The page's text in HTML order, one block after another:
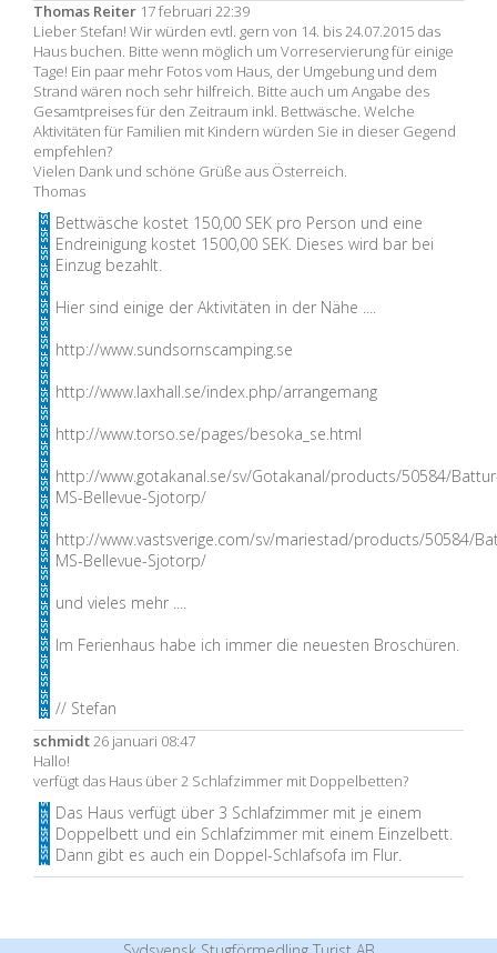
Thomas Reiter 17 februari 22:39
Lieber Stefan! Wir würden evtl. gern von 14. bis 24.07.2015 das
Haus buchen. Bitte wenn möglich um Vorreservierung für einige
Tage! Ein paar mehr Fotos vom Haus, der Umgebung und dem
Strand wären noch sehr hilfreich. Bitte auch um Angabe des
Gesamtpreises für den Zeitraum inkl. Bettwäsche. Welche
Aktivitäten für Familien mit Kindern würden Sie in dieser Gegend
empfehlen?
Vielen Dank und schöne Grüße aus Österreich.
Thomas
Bettwäsche kostet 150,00 SEK pro Person und eine
Endreinigung kostet 1500,00 SEK. Dieses wird bar bei
Einzug bezahlt.
Hier sind einige der Aktivitäten in der Nähe ....
http://www.sundsornscamping.se
http://www.laxhall.se/index.php/arrangemang
http://www.torso.se/pages/besoka_se.html
http://www.gotakanal.se/sv/Gotakanal/products/50584/
MS-Bellevue-Sjotorp/
http://www.vastsverige.com/sv/mariestad/products/50584/
MS-Bellevue-Sjotorp/
und vieles mehr ....
Im Ferienhaus habe ich immer die neuesten Broschüren.
// Stefan
schmidt26 januari 08:47
Hallo!
verfügt das Haus über 2 Schlafzimmer mit Doppelbetten?
Das Haus verfügt über 3 Schlafzimmer mit je einem
Doppelbett und ein Schlafzimmer mit einem Einzelbett.
Dann gibt es auch ein Doppel-Schlafsofa im Flur.